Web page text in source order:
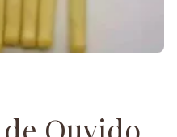
de Ouvido